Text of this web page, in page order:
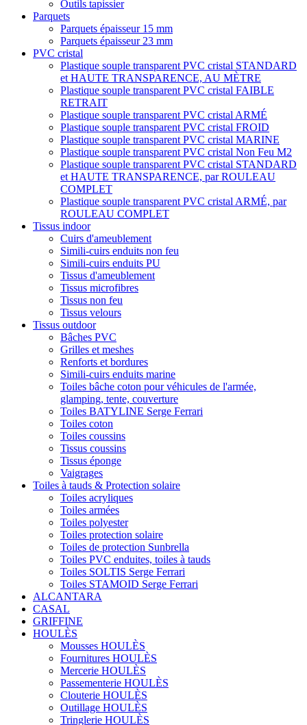
Outils tapissier
Parquets
Parquets épaisseur 15 mm
Parquets épaisseur 23 mm
PVC cristal
Plastique souple transparent PVC cristal STANDARD
et HAUTE TRANSPARENCE, AU MÈTRE
Plastique souple transparent PVC cristal FAIBLE
RETRAIT
Plastique souple transparent PVC cristal ARMÉ
Plastique souple transparent PVC cristal FROID
Plastique souple transparent PVC cristal MARINE
Plastique souple transparent PVC cristal Non Feu M2
Plastique souple transparent PVC cristal STANDARD
et HAUTE TRANSPARENCE, par ROULEAU
COMPLET
Plastique souple transparent PVC cristal ARMÉ, par
ROULEAU COMPLET
Tissus indoor
Cuirs d'ameublement
Simili-cuirs enduits non feu
Simili-cuirs enduits PU
Tissus d'ameublement
Tissus microfibres
Tissus non feu
Tissus velours
Tissus outdoor
Bâches PVC
Grilles et meshes
Renforts et bordures
Simili-cuirs enduits marine
Toiles bâche coton pour véhicules de l'armée,
glamping, tente, couverture
Toiles BATYLINE Serge Ferrari
Toiles coton
Toiles coussins
Tissus coussins
Tissus éponge
Vaigrages
Toiles à tauds & Protection solaire
Toiles acryliques
Toiles armées
Toiles polyester
Toiles protection solaire
Toiles de protection Sunbrella
Toiles PVC enduites, toiles à tauds
Toiles SOLTIS Serge Ferrari
Toiles STAMOID Serge Ferrari
ALCANTARA
CASAL
GRIFFINE
HOULÈS
Mousses HOULÈS
Fournitures HOULÈS
Mercerie HOULÈS
Passementerie HOULÈS
Clouterie HOULÈS
Outillage HOULÈS
Tringlerie HOULÈS